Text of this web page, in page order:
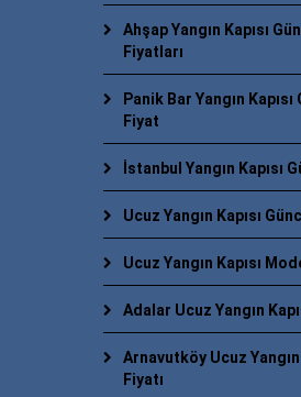
Ahşap Yangın Kapısı
Fiyatları
Panik Bar Yangın Kapısı
Fiyat
İstanbul Yangın Kapısı
Ucuz Yangın Kapısı
Ucuz Yangın Kapısı
Adalar Ucuz Yangın
Arnavutköy Ucuz Yangın
Fiyatı